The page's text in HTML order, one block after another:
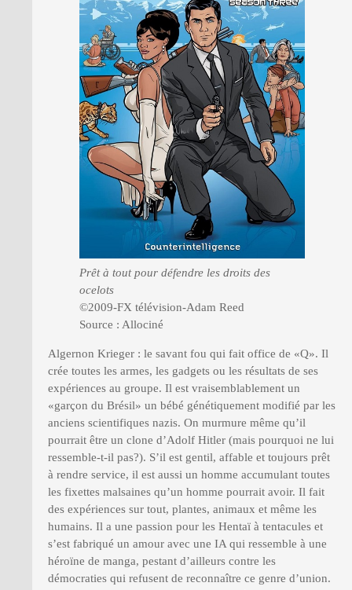
Prêt à tout pour défendre les droits des
ocelots
©2009-FX télévision-Adam Reed
Source : Allociné
Algernon Krieger : le savant fou qui fait office de «Q». Il
crée toutes les armes, les gadgets ou les résultats de ses
expériences au groupe. Il est vraisemblablement un
«garçon du Brésil» un bébé génétiquement modifié par les
anciens scientifiques nazis. On murmure même qu’il
pourrait être un clone d’Adolf Hitler (mais pourquoi ne lui
ressemble-t-il pas?). S’il est gentil, affable et toujours prêt
à rendre service, il est aussi un homme accumulant toutes
les fixettes malsaines qu’un homme pourrait avoir. Il fait
des expériences sur tout, plantes, animaux et même les
humains. Il a une passion pour les Hentaï à tentacules et
s’est fabriqué un amour avec une IA qui ressemble à une
héroïne de manga, pestant d’ailleurs contre les
démocraties qui refusent de reconnaître ce genre d’union.